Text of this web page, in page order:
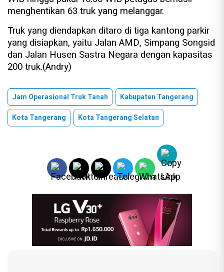
menghentikan 63 truk yang melanggar.
Truk yang diendapkan ditaro di tiga kantong parkir
yang disiapkan, yaitu Jalan AMD, Simpang Songsid
dan Jalan Husen Sastra Negara dengan kapasitas
200 truk.(Andry)
Jam Operasional Truk Tanah
Kabupaten Tangerang
Kota Tangerang
Kota Tangerang Selatan